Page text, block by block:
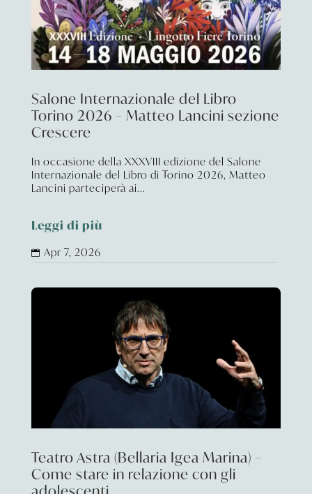
Salone Internazionale del Libro
Torino 2026 – Matteo Lancini sezione
Crescere
In occasione della XXXVIII edizione del Salone
Internazionale del Libro di Torino 2026, Matteo
Lancini parteciperà ai...
Leggi di più
 Apr 7, 2026
Teatro Astra (Bellaria Igea Marina) –
Come stare in relazione con gli